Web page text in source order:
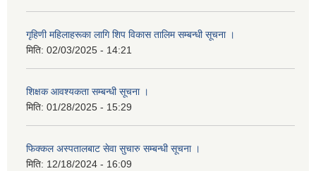
गृहिणी महिलाहरूका लागि शिप विकास तालिम सम्बन्धी सूचना ‌।
मिति: 02/03/2025 - 14:21
शिक्षक आवश्यकता सम्बन्धी सूचना ।
मिति: 01/28/2025 - 15:29
फिक्कल अस्पतालबाट सेवा सुचारु सम्बन्धी सूचना ।
मिति: 12/18/2024 - 16:09